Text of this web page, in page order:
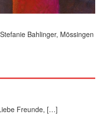
Bahlinger, Mössingen
Freunde, […]